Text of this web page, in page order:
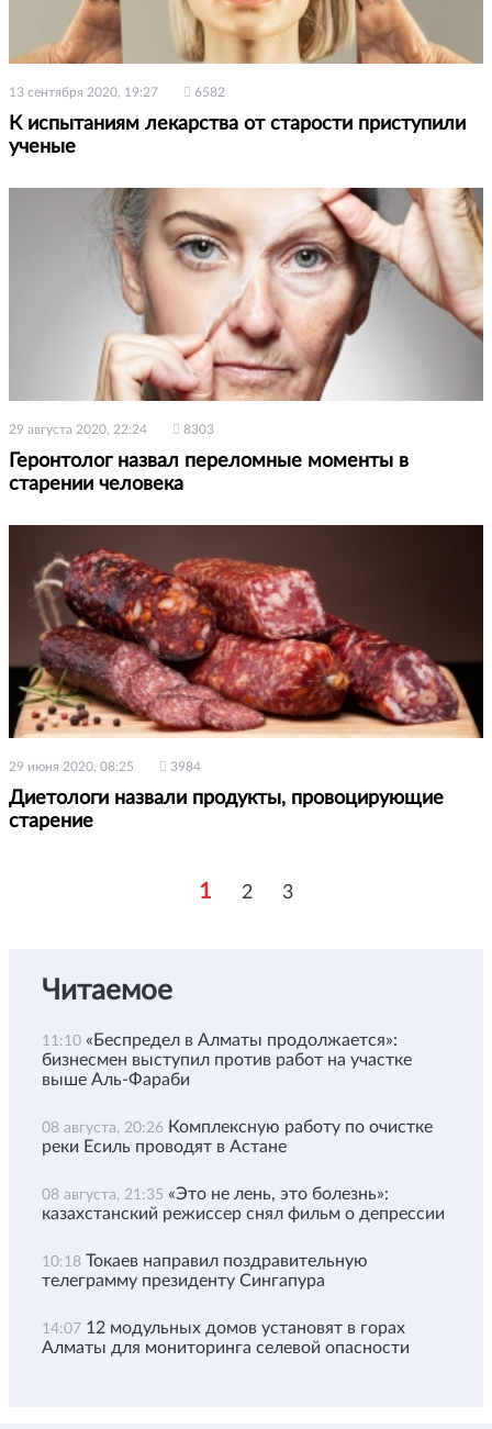
13 сентября 2020, 19:27 6582
К испытаниям лекарства от старости приступили
ученые
29 августа 2020, 22:24 8303
Геронтолог назвал переломные моменты в
старении человека
29 июня 2020, 08:25 3984
Диетологи назвали продукты, провоцирующие
старение
1 2 3
Читаемое
11:10 «Беспредел в Алматы продолжается»:
бизнесмен выступил против работ на участке
выше Аль-Фараби
08 августа, 20:26 Комплексную работу по очистке
реки Есиль проводят в Астане
08 августа, 21:35 «Это не лень, это болезнь»:
казахстанский режиссер снял фильм о депрессии
10:18 Токаев направил поздравительную
телеграмму президенту Сингапура
14:07 12 модульных домов установят в горах
Алматы для мониторинга селевой опасности